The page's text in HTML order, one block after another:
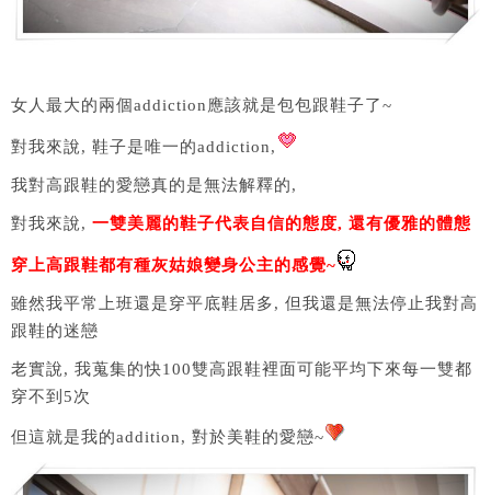
女人最大的兩個addiction應該就是包包跟鞋子了~
對我來說, 鞋子是唯一的addiction,
我對高跟鞋的愛戀真的是無法解釋的,
對我來說, 一雙美麗的鞋子代表自信的態度, 還有優雅的體態
穿上高跟鞋都有種灰姑娘變身公主的感覺~
雖然我平常上班還是穿平底鞋居多, 但我還是無法停止我對高
跟鞋的迷戀
老實說, 我蒐集的快100雙高跟鞋裡面可能平均下來每一雙都
穿不到5次
但這就是我的addition, 對於美鞋的愛戀~